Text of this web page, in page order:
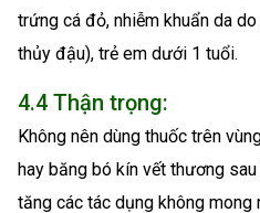
trứng cá đỏ, nhiễm khuẩn da
thủy đậu), trẻ em dưới 1 tuổi.
4.4 Thận trọng:
Không nên dùng thuốc trên
hay băng bó kín vết thương
tăng các tác dụng không